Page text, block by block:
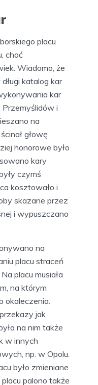
klasztornym było
ściętych
plac straceń
z XIII bądź XIV
się zgodził,
czy
na rynku i
skazańcy, których
byli
lub jeżeli była
w jej wnętrzu.
placu
choć
Wiadomo, że
katalog kar
kar
i
na
głowę
honorowe było
kary
czymś